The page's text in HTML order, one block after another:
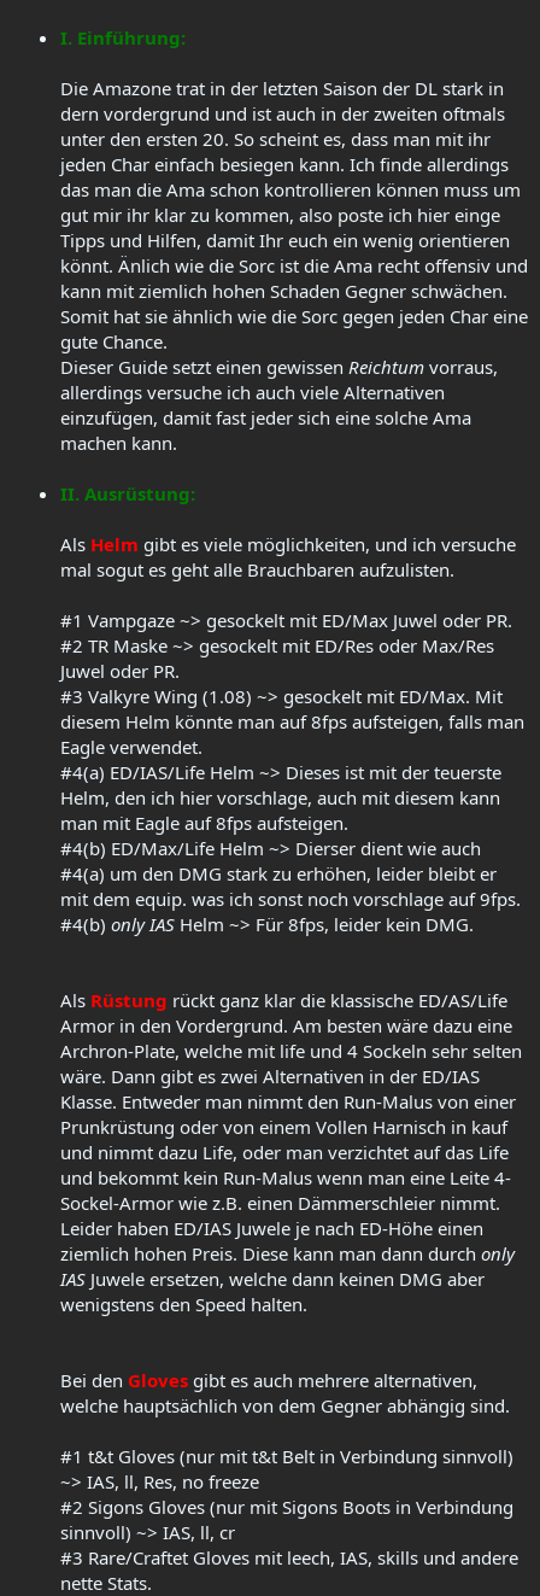
I. Einführung:
Die Amazone trat in der letzten Saison der DL stark in
dern vordergrund und ist auch in der zweiten oftmals
unter den ersten 20. So scheint es, dass man mit ihr
jeden Char einfach besiegen kann. Ich finde allerdings
das man die Ama schon kontrollieren können muss um
gut mir ihr klar zu kommen, also poste ich hier einge
Tipps und Hilfen, damit Ihr euch ein wenig orientieren
könnt. Änlich wie die Sorc ist die Ama recht offensiv und
kann mit ziemlich hohen Schaden Gegner schwächen.
Somit hat sie ähnlich wie die Sorc gegen jeden Char eine
gute Chance.
Dieser Guide setzt einen gewissen Reichtum vorraus,
allerdings versuche ich auch viele Alternativen
einzufügen, damit fast jeder sich eine solche Ama
machen kann.
II. Ausrüstung:
Als Helm gibt es viele möglichkeiten, und ich versuche
mal sogut es geht alle Brauchbaren aufzulisten.
#1 Vampgaze ~> gesockelt mit ED/Max Juwel oder PR.
#2 TR Maske ~> gesockelt mit ED/Res oder Max/Res
Juwel oder PR.
#3 Valkyre Wing (1.08) ~> gesockelt mit ED/Max. Mit
diesem Helm könnte man auf 8fps aufsteigen, falls man
Eagle verwendet.
#4(a) ED/IAS/Life Helm ~> Dieses ist mit der teuerste
Helm, den ich hier vorschlage, auch mit diesem kann
man mit Eagle auf 8fps aufsteigen.
#4(b) ED/Max/Life Helm ~> Dierser dient wie auch
#4(a) um den DMG stark zu erhöhen, leider bleibt er
mit dem equip. was ich sonst noch vorschlage auf 9fps.
#4(b) only IAS Helm ~> Für 8fps, leider kein DMG.
Als Rüstung rückt ganz klar die klassische ED/AS/Life
Armor in den Vordergrund. Am besten wäre dazu eine
Archron-Plate, welche mit life und 4 Sockeln sehr selten
wäre. Dann gibt es zwei Alternativen in der ED/IAS
Klasse. Entweder man nimmt den Run-Malus von einer
Prunkrüstung oder von einem Vollen Harnisch in kauf
und nimmt dazu Life, oder man verzichtet auf das Life
und bekommt kein Run-Malus wenn man eine Leite 4-
Sockel-Armor wie z.B. einen Dämmerschleier nimmt.
Leider haben ED/IAS Juwele je nach ED-Höhe einen
ziemlich hohen Preis. Diese kann man dann durch only
IAS Juwele ersetzen, welche dann keinen DMG aber
wenigstens den Speed halten.
Bei den Gloves gibt es auch mehrere alternativen,
welche hauptsächlich von dem Gegner abhängig sind.
#1 t&t Gloves (nur mit t&t Belt in Verbindung sinnvoll)
~> IAS, ll, Res, no freeze
#2 Sigons Gloves (nur mit Sigons Boots in Verbindung
sinnvoll) ~> IAS, ll, cr
#3 Rare/Craftet Gloves mit leech, IAS, skills und andere
nette Stats.